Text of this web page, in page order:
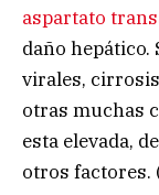
aspartato
daño hepático.
virales,
otras muchas
esta elevada,
otros factores.